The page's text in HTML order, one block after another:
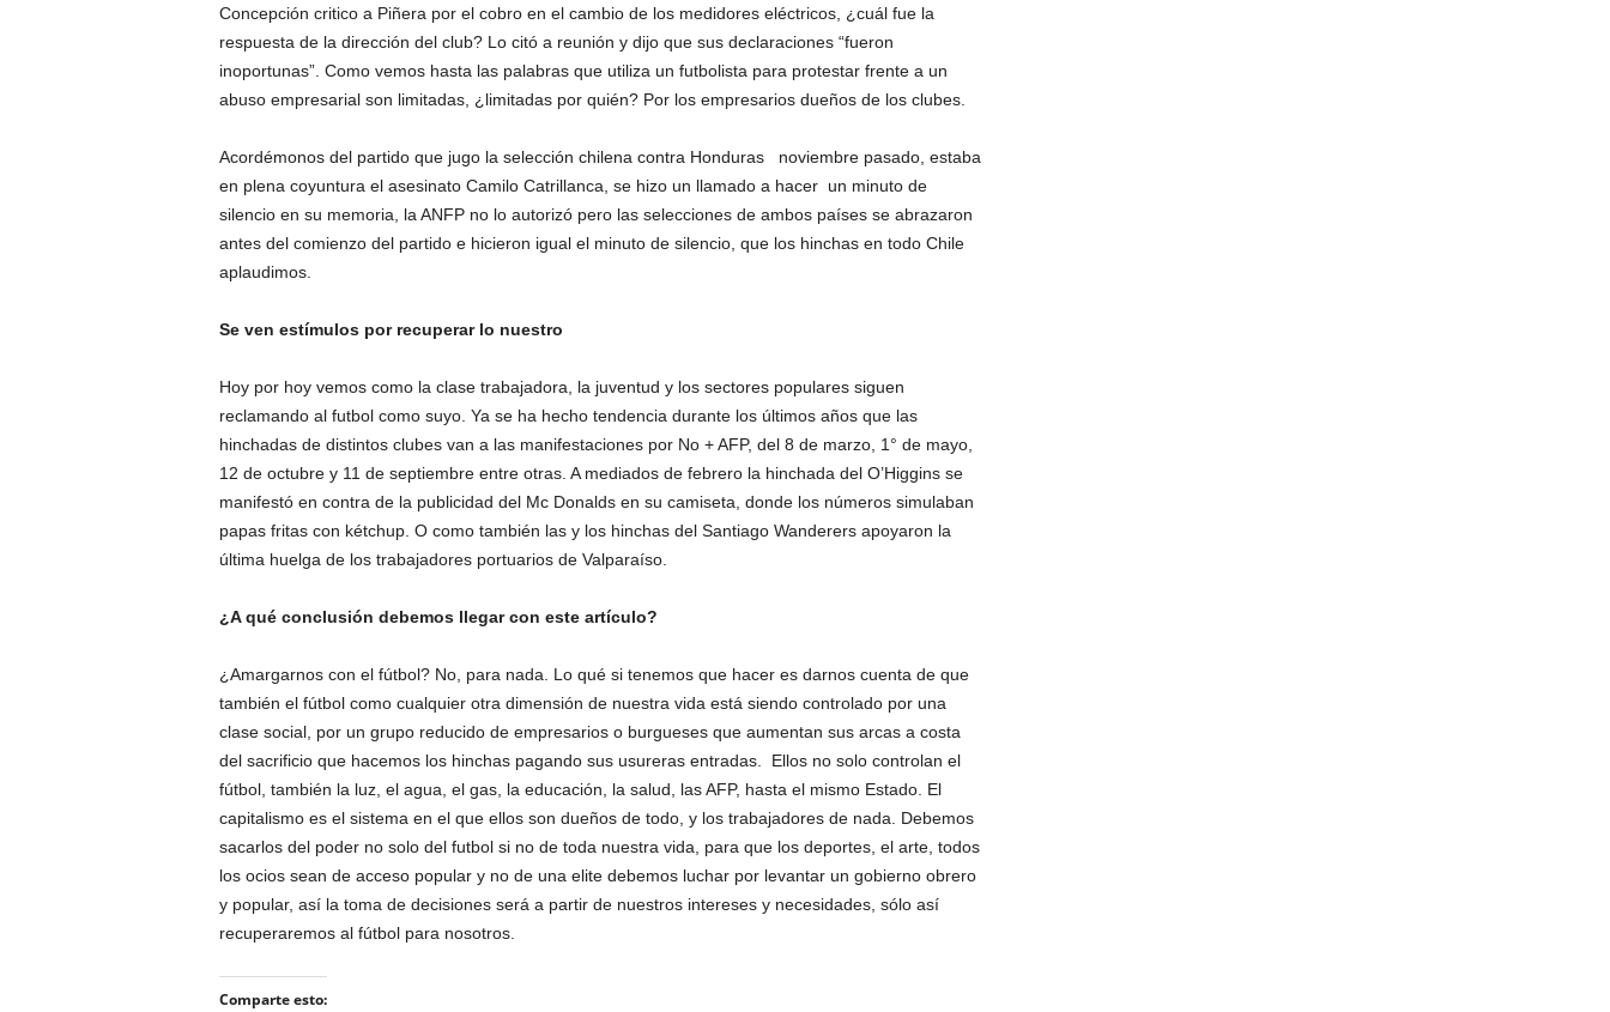
Concepción critico a Piñera por el cobro en el cambio de los medidores eléctricos, ¿cuál fue la
respuesta de la dirección del club? Lo citó a reunión y dijo que sus declaraciones “fueron
inoportunas”. Como vemos hasta las palabras que utiliza un futbolista para protestar frente a un
abuso empresarial son limitadas, ¿limitadas por quién? Por los empresarios dueños de los clubes.
Acordémonos del partido que jugo la selección chilena contra Honduras noviembre pasado, estaba
en plena coyuntura el asesinato Camilo Catrillanca, se hizo un llamado a hacer un minuto de
silencio en su memoria, la ANFP no lo autorizó pero las selecciones de ambos países se abrazaron
antes del comienzo del partido e hicieron igual el minuto de silencio, que los hinchas en todo Chile
aplaudimos.
Se ven estímulos por recuperar lo nuestro
Hoy por hoy vemos como la clase trabajadora, la juventud y los sectores populares siguen
reclamando al futbol como suyo. Ya se ha hecho tendencia durante los últimos años que las
hinchadas de distintos clubes van a las manifestaciones por No + AFP, del 8 de marzo, 1° de mayo,
12 de octubre y 11 de septiembre entre otras. A mediados de febrero la hinchada del O’Higgins se
manifestó en contra de la publicidad del Mc Donalds en su camiseta, donde los números simulaban
papas fritas con kétchup. O como también las y los hinchas del Santiago Wanderers apoyaron la
última huelga de los trabajadores portuarios de Valparaíso.
¿A qué conclusión debemos llegar con este artículo?
¿Amargarnos con el fútbol? No, para nada. Lo qué si tenemos que hacer es darnos cuenta de que
también el fútbol como cualquier otra dimensión de nuestra vida está siendo controlado por una
clase social, por un grupo reducido de empresarios o burgueses que aumentan sus arcas a costa
del sacrificio que hacemos los hinchas pagando sus usureras entradas. Ellos no solo controlan el
fútbol, también la luz, el agua, el gas, la educación, la salud, las AFP, hasta el mismo Estado. El
capitalismo es el sistema en el que ellos son dueños de todo, y los trabajadores de nada. Debemos
sacarlos del poder no solo del futbol si no de toda nuestra vida, para que los deportes, el arte, todos
los ocios sean de acceso popular y no de una elite debemos luchar por levantar un gobierno obrero
y popular, así la toma de decisiones será a partir de nuestros intereses y necesidades, sólo así
recuperaremos al fútbol para nosotros.
Comparte esto: